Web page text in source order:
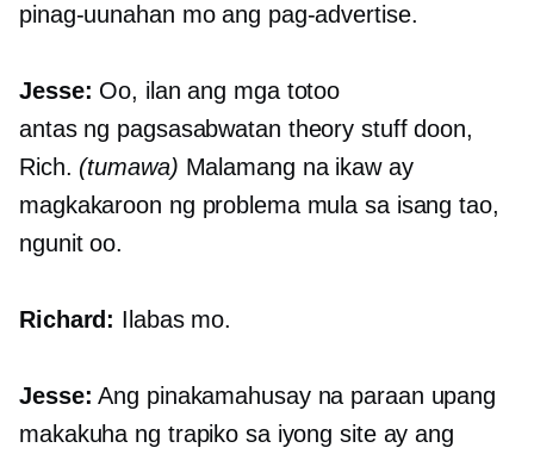
pinag-uunahan mo ang pag-advertise.
Jesse: Oo, ilan ang mga totoo
antas ng pagsasabwatan theory stuff doon,
Rich. (tumawa) Malamang na ikaw ay
magkakaroon ng problema mula sa isang tao,
ngunit oo.
Richard: Ilabas mo.
Jesse: Ang pinakamahusay na paraan upang
makakuha ng trapiko sa iyong site ay ang